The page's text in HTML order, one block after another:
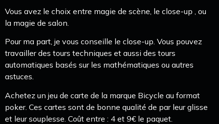
Vous avez le choix entre magie de scène, le close-up , ou
la magie de salon.
Pour ma part, je vous conseille le close-up. Vous pouvez
travailler des tours techniques et aussi des tours
automatiques basés sur les mathématiques ou autres
astuces.
Achetez un jeu de carte de la marque Bicycle au format
poker. Ces cartes sont de bonne qualité de par leur glisse
et leur souplesse. Coût entre : 4 et 9€ le paquet.